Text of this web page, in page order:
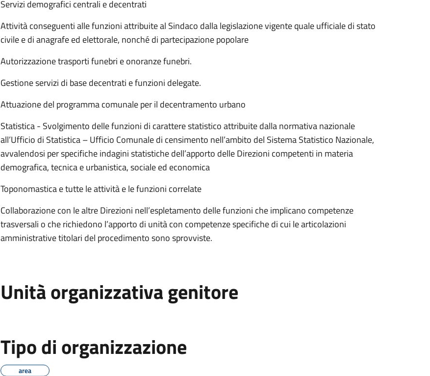
Servizi demografici centrali e decentrati
Attività conseguenti alle funzioni attribuite al Sindaco dalla legislazione vigente quale ufficiale di stato
civile e di anagrafe ed elettorale, nonché di partecipazione popolare
Autorizzazione trasporti funebri e onoranze funebri.
Gestione servizi di base decentrati e funzioni delegate.
Attuazione del programma comunale per il decentramento urbano
Statistica - Svolgimento delle funzioni di carattere statistico attribuite dalla normativa nazionale
all’Ufficio di Statistica – Ufficio Comunale di censimento nell’ambito del Sistema Statistico Nazionale,
avvalendosi per specifiche indagini statistiche dell’apporto delle Direzioni competenti in materia
demografica, tecnica e urbanistica, sociale ed economica
Toponomastica e tutte le attività e le funzioni correlate
Collaborazione con le altre Direzioni nell’espletamento delle funzioni che implicano competenze
trasversali o che richiedono l’apporto di unità con competenze specifiche di cui le articolazioni
amministrative titolari del procedimento sono sprovviste.
Unità organizzativa genitore
Tipo di organizzazione
area